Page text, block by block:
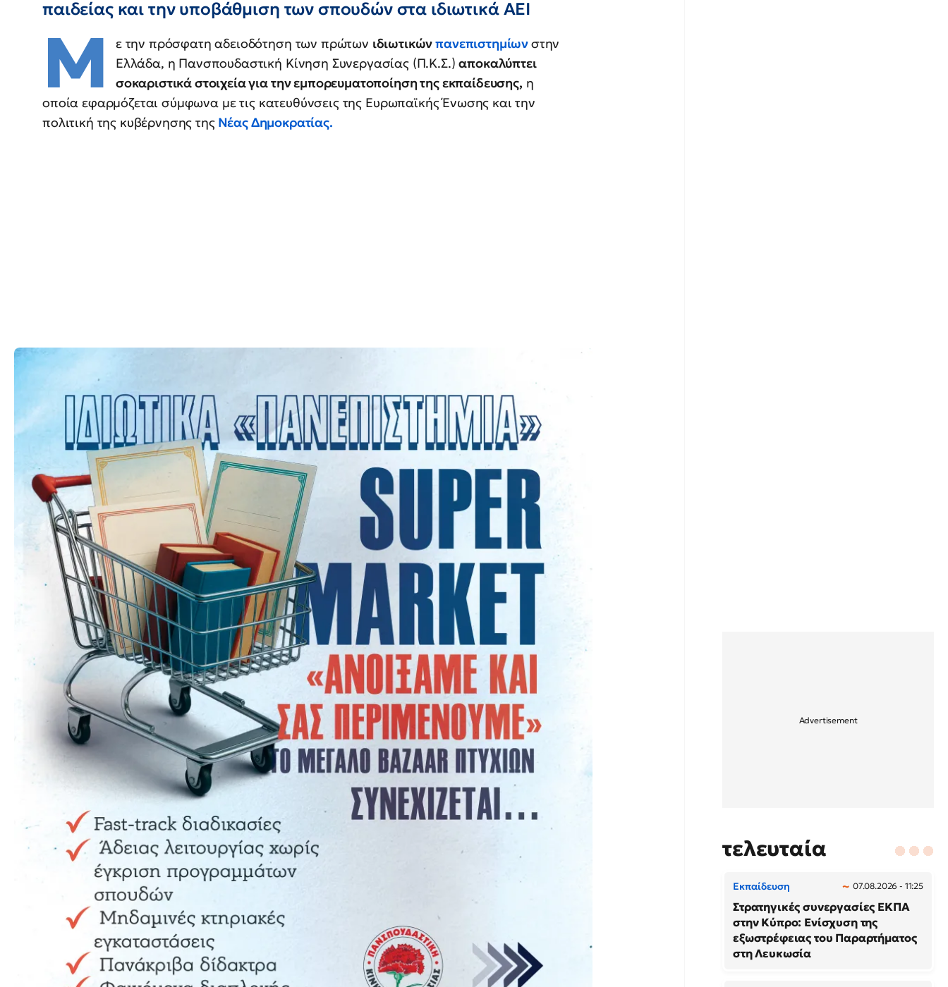
παιδείας και την υποβάθμιση των σπουδών στα ιδιωτικά ΑΕΙ
Μ ε την πρόσφατη αδειοδότηση των πρώτων ιδιωτικώνπανεπιστημίωνστην
Ελλάδα, η Πανσπουδαστική Κίνηση Συνεργασίας (Π.Κ.Σ.)αποκαλύπτει
σοκαριστικά στοιχεία για την εμπορευματοποίηση της εκπαίδευσης, η
οποία εφαρμόζεται σύμφωνα με τις κατευθύνσεις της Ευρωπαϊκής Ένωσης και την
πολιτική της κυβέρνησης τηςΝέας Δημοκρατίας.
τελευταία
Εκπαίδευση 07.08.2026 - 11:25
Στρατηγικές συνεργασίες ΕΚΠΑ
στην Κύπρο: Ενίσχυση της
εξωστρέφειας του Παραρτήματος
στη Λευκωσία